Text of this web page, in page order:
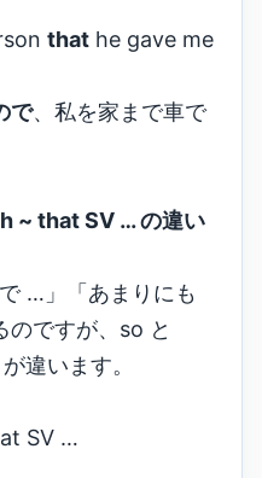
that he gave me
で、私を家まで車で
~ that SV … の違い
…」「あまりにも
ですが、so と
が違います。
SV …